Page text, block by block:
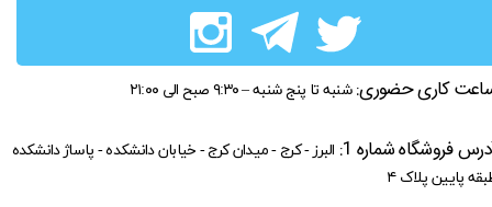
کاری حضوری: شنبه تا پنج شنبه – ۹:۳۰ صبح الی ۲۱:۰۰
فروشگاه شماره 1:
البرز - کرج - میدان کرج - خیابان دانشکده - پاساژ دانشکده
پایین پلاک ۴